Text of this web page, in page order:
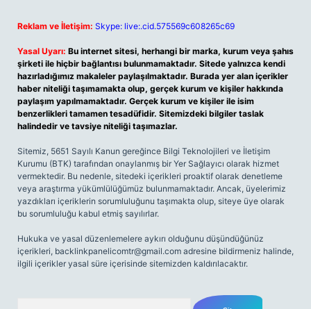
Reklam ve İletişim: Skype: live:.cid.575569c608265c69
Yasal Uyarı: Bu internet sitesi, herhangi bir marka, kurum veya şahıs
şirketi ile hiçbir bağlantısı bulunmamaktadır. Sitede yalnızca kendi
hazırladığımız makaleler paylaşılmaktadır. Burada yer alan içerikler
haber niteliği taşımamakta olup, gerçek kurum ve kişiler hakkında
paylaşım yapılmamaktadır. Gerçek kurum ve kişiler ile isim
benzerlikleri tamamen tesadüfidir. Sitemizdeki bilgiler taslak
halindedir ve tavsiye niteliği taşımazlar.
Sitemiz, 5651 Sayılı Kanun gereğince Bilgi Teknolojileri ve İletişim
Kurumu (BTK) tarafından onaylanmış bir Yer Sağlayıcı olarak hizmet
vermektedir. Bu nedenle, sitedeki içerikleri proaktif olarak denetleme
veya araştırma yükümlülüğümüz bulunmamaktadır. Ancak, üyelerimiz
yazdıkları içeriklerin sorumluluğunu taşımakta olup, siteye üye olarak
bu sorumluluğu kabul etmiş sayılırlar.
Hukuka ve yasal düzenlemelere aykırı olduğunu düşündüğünüz
içerikleri, backlinkpanelicomtr@gmail.com adresine bildirmeniz halinde,
ilgili içerikler yasal süre içerisinde sitemizden kaldırılacaktır.